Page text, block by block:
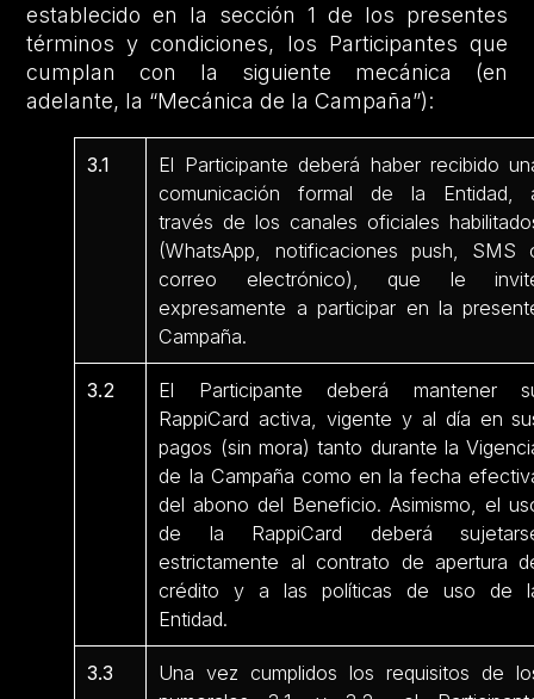
establecido en la sección 1 de los presentes
términos y condiciones, los Participantes que
cumplan con la siguiente mecánica (en
adelante, la “Mecánica de la Campaña”):
3.1
El Participante deberá haber recibido
comunicación formal de la Entidad,
través de los canales oficiales
(WhatsApp, notificaciones push, SMS
correo electrónico), que le
expresamente a participar en la
Campaña.
3.2
El Participante deberá mantener
RappiCard activa, vigente y al día en
pagos (sin mora) tanto durante la
de la Campaña como en la fecha
del abono del Beneficio. Asimismo, el
de la RappiCard deberá
estrictamente al contrato de apertura
crédito y a las políticas de uso de
Entidad.
3.3
Una vez cumplidos los requisitos de